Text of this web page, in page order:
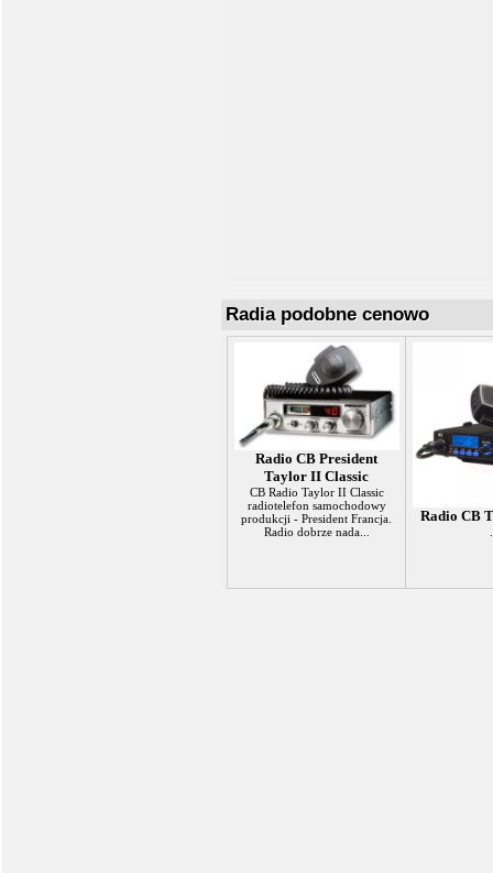
Radia podobne cenowo
Radio CB President
Taylor II Classic
CB Radio Taylor II Classic
radiotelefon samochodowy
produkcji - President Francja.
Radio dobrze nada...
Radio CB